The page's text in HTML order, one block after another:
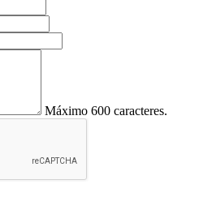
Máximo 600 caracteres.